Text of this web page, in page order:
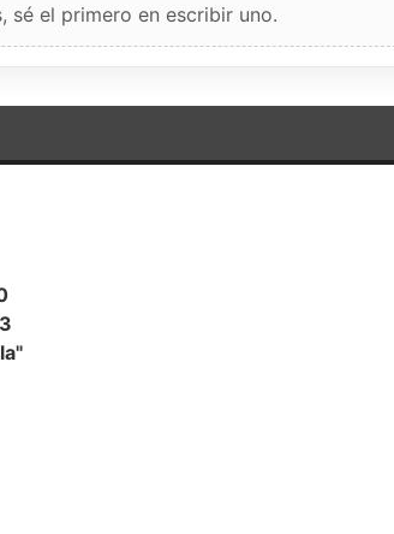
sé el primero en escribir uno.